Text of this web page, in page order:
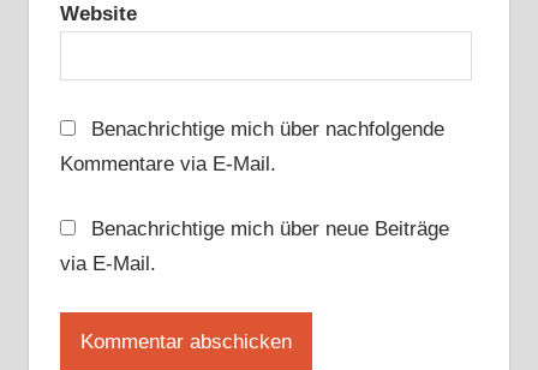
Website
Benachrichtige mich über nachfolgende
Kommentare via E-Mail.
Benachrichtige mich über neue Beiträge
via E-Mail.